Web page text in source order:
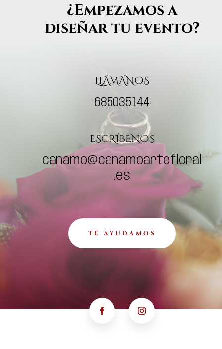
¿Empezamos a
diseñar tu evento?
LLÁMANOS
685035144
ESCRÍBENOS
canamo@canamoartefloral
.es
TE AYUDAMOS